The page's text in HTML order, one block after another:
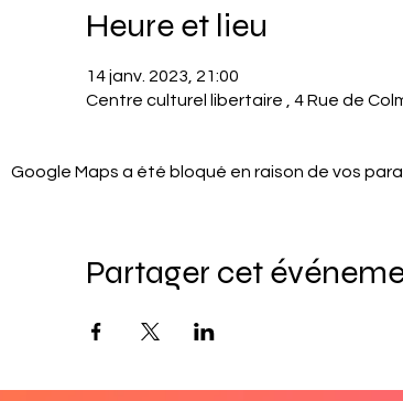
Heure et lieu
14 janv. 2023, 21:00
Centre culturel libertaire , 4 Rue de
Google Maps a été bloqué en raison de vos
Partager cet